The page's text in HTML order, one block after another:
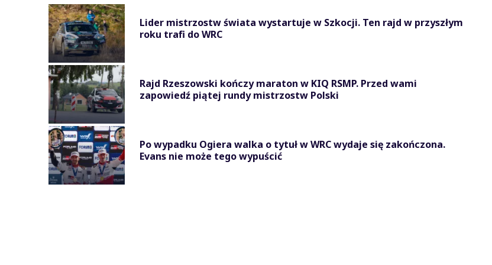
Lider mistrzostw świata wystartuje w Szkocji. Ten rajd w przyszłym
roku trafi do WRC
Rajd Rzeszowski kończy maraton w KIQ RSMP. Przed wami
zapowiedź piątej rundy mistrzostw Polski
Po wypadku Ogiera walka o tytuł w WRC wydaje się zakończona.
Evans nie może tego wypuścić